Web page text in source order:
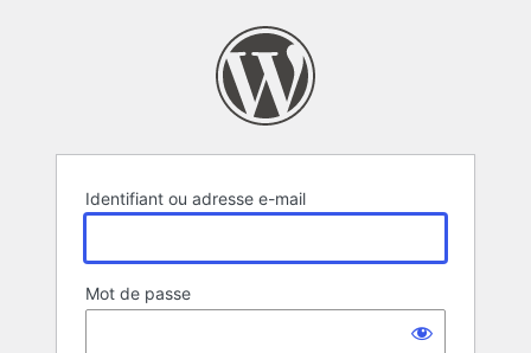
Identifiant ou adresse e-mail
Mot de passe